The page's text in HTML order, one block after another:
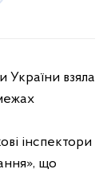
України взяла
інспектори
що